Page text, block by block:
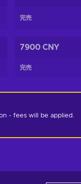
完売
7900 CNY
完売
- fees will be applied.